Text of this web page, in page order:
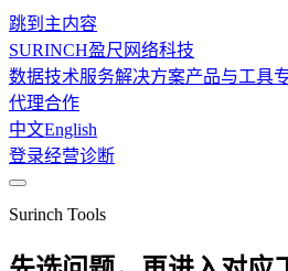
跳到主内容
SURINCH盈尺网络科技
数据技术服务解决方案产品与工具
代理合作
中文English
登录经营诊断
Surinch Tools